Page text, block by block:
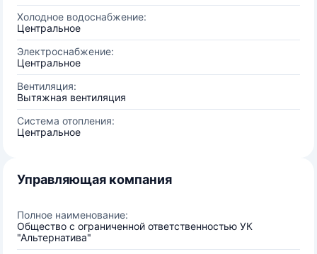
Холодное водоснабжение:
Центральное
Электроснабжение:
Центральное
Вентиляция:
Вытяжная вентиляция
Система отопления:
Центральное
Управляющая компания
Полное наименование:
Общество с ограниченной ответственностью УК
"Альтернатива"